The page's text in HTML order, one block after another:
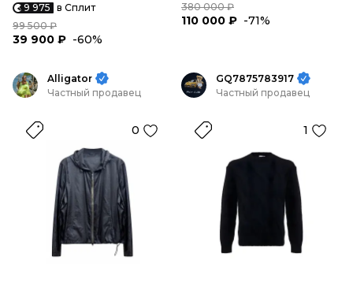
9 975 в Сплит
99 500 ₽
39 900 ₽ -60%
380 000 ₽
110 000 ₽ -71%
Alligator
Частный продавец
0
GQ7875783917
Частный продавец
1